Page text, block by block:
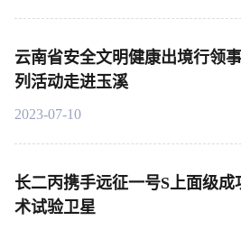
云南省安全文明健康出境行领
列活动走进玉溪
2023-07-10
长二丙携手远征一号S上面级
术试验卫星